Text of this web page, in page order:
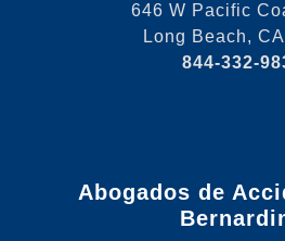
646 W Pacific
Long Beach,
844-332-
Abogados de